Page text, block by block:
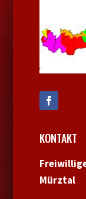
KONTAKT
Mürztal